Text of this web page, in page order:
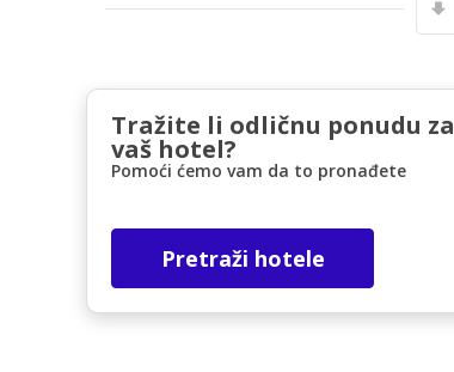
Tražite li odličnu ponudu za
vaš hotel?
Pomoći ćemo vam da to pronađete
Pretraži hotele